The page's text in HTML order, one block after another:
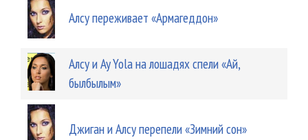
Алсу переживает «Армагеддон»
Алсу и Ay Yola на лошадях спели «Ай,
былбылым»
Джиган и Алсу перепели «Зимний сон»